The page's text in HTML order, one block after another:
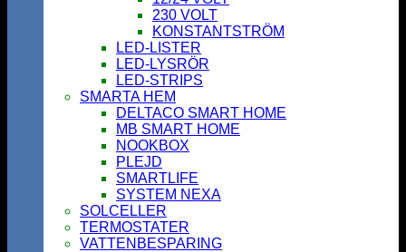
230 VOLT
KONSTANTSTRÖM
LED-LISTER
LED-LYSRÖR
LED-STRIPS
SMARTA HEM
DELTACO SMART HOME
MB SMART HOME
NOOKBOX
PLEJD
SMARTLIFE
SYSTEM NEXA
SOLCELLER
TERMOSTATER
VATTENBESPARING